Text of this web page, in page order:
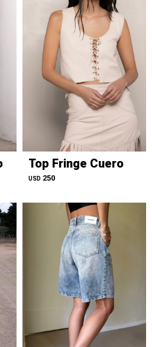
Top Fringe Cuero
USD 250